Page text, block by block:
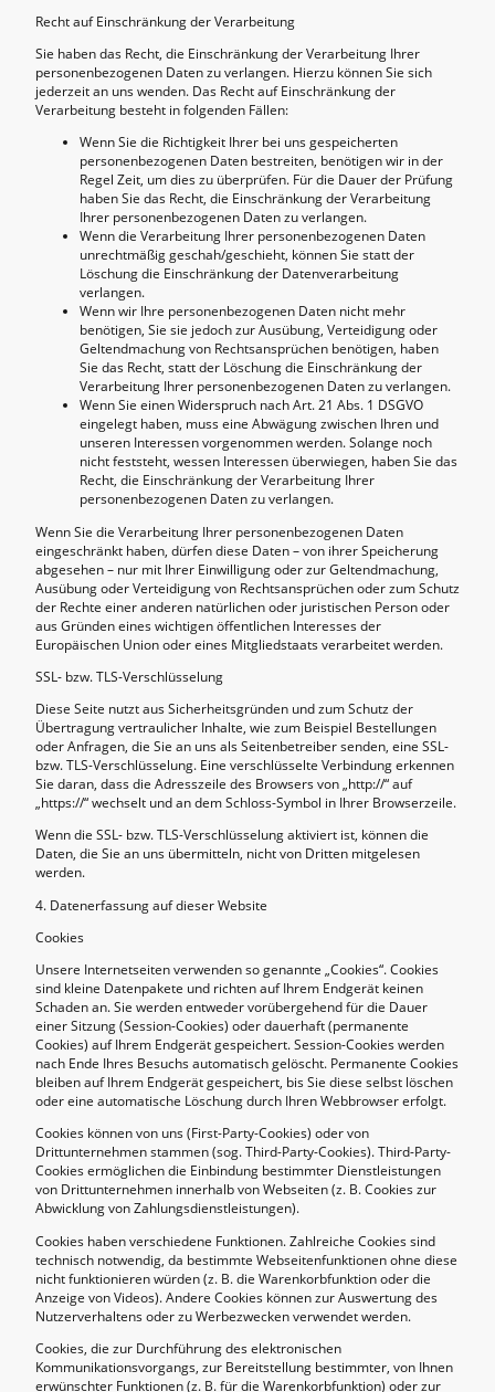
Recht auf Einschränkung der Verarbeitung
Sie haben das Recht, die Einschränkung der Verarbeitung Ihrer
personenbezogenen Daten zu verlangen. Hierzu können Sie sich
jederzeit an uns wenden. Das Recht auf Einschränkung der
Verarbeitung besteht in folgenden Fällen:
Wenn Sie die Richtigkeit Ihrer bei uns gespeicherten
personenbezogenen Daten bestreiten, benötigen wir in der
Regel Zeit, um dies zu überprüfen. Für die Dauer der Prüfung
haben Sie das Recht, die Einschränkung der Verarbeitung
Ihrer personenbezogenen Daten zu verlangen.
Wenn die Verarbeitung Ihrer personenbezogenen Daten
unrechtmäßig geschah/geschieht, können Sie statt der
Löschung die Einschränkung der Datenverarbeitung
verlangen.
Wenn wir Ihre personenbezogenen Daten nicht mehr
benötigen, Sie sie jedoch zur Ausübung, Verteidigung oder
Geltendmachung von Rechtsansprüchen benötigen, haben
Sie das Recht, statt der Löschung die Einschränkung der
Verarbeitung Ihrer personenbezogenen Daten zu verlangen.
Wenn Sie einen Widerspruch nach Art. 21 Abs. 1 DSGVO
eingelegt haben, muss eine Abwägung zwischen Ihren und
unseren Interessen vorgenommen werden. Solange noch
nicht feststeht, wessen Interessen überwiegen, haben Sie das
Recht, die Einschränkung der Verarbeitung Ihrer
personenbezogenen Daten zu verlangen.
Wenn Sie die Verarbeitung Ihrer personenbezogenen Daten
eingeschränkt haben, dürfen diese Daten – von ihrer Speicherung
abgesehen – nur mit Ihrer Einwilligung oder zur Geltendmachung,
Ausübung oder Verteidigung von Rechtsansprüchen oder zum Schutz
der Rechte einer anderen natürlichen oder juristischen Person oder
aus Gründen eines wichtigen öffentlichen Interesses der
Europäischen Union oder eines Mitgliedstaats verarbeitet werden.
SSL- bzw. TLS-Verschlüsselung
Diese Seite nutzt aus Sicherheitsgründen und zum Schutz der
Übertragung vertraulicher Inhalte, wie zum Beispiel Bestellungen
oder Anfragen, die Sie an uns als Seitenbetreiber senden, eine SSL-
bzw. TLS-Verschlüsselung. Eine verschlüsselte Verbindung erkennen
Sie daran, dass die Adresszeile des Browsers von „http://“ auf
„https://“ wechselt und an dem Schloss-Symbol in Ihrer Browserzeile.
Wenn die SSL- bzw. TLS-Verschlüsselung aktiviert ist, können die
Daten, die Sie an uns übermitteln, nicht von Dritten mitgelesen
werden.
4. Datenerfassung auf dieser Website
Cookies
Unsere Internetseiten verwenden so genannte „Cookies“. Cookies
sind kleine Datenpakete und richten auf Ihrem Endgerät keinen
Schaden an. Sie werden entweder vorübergehend für die Dauer
einer Sitzung (Session-Cookies) oder dauerhaft (permanente
Cookies) auf Ihrem Endgerät gespeichert. Session-Cookies werden
nach Ende Ihres Besuchs automatisch gelöscht. Permanente Cookies
bleiben auf Ihrem Endgerät gespeichert, bis Sie diese selbst löschen
oder eine automatische Löschung durch Ihren Webbrowser erfolgt.
Cookies können von uns (First-Party-Cookies) oder von
Drittunternehmen stammen (sog. Third-Party-Cookies). Third-Party-
Cookies ermöglichen die Einbindung bestimmter Dienstleistungen
von Drittunternehmen innerhalb von Webseiten (z. B. Cookies zur
Abwicklung von Zahlungsdienstleistungen).
Cookies haben verschiedene Funktionen. Zahlreiche Cookies sind
technisch notwendig, da bestimmte Webseitenfunktionen ohne diese
nicht funktionieren würden (z. B. die Warenkorbfunktion oder die
Anzeige von Videos). Andere Cookies können zur Auswertung des
Nutzerverhaltens oder zu Werbezwecken verwendet werden.
Cookies, die zur Durchführung des elektronischen
Kommunikationsvorgangs, zur Bereitstellung bestimmter, von Ihnen
erwünschter Funktionen (z. B. für die Warenkorbfunktion) oder zur